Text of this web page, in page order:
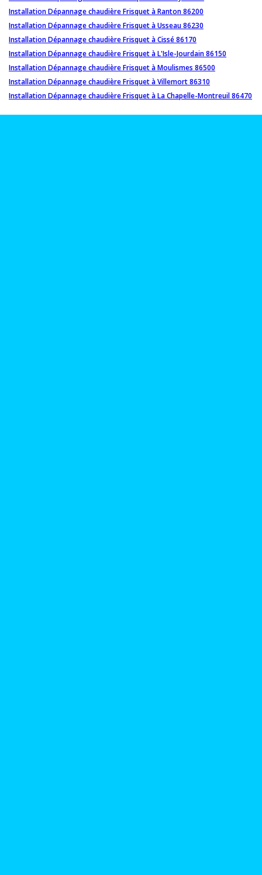
Installation Dépannage chaudière Frisquet à Ranton 86200
Installation Dépannage chaudière Frisquet à Usseau 86230
Installation Dépannage chaudière Frisquet à Cissé 86170
Installation Dépannage chaudière Frisquet à L'Isle-Jourdain 86150
Installation Dépannage chaudière Frisquet à Moulismes 86500
Installation Dépannage chaudière Frisquet à Villemort 86310
Installation Dépannage chaudière Frisquet à La Chapelle-Montreuil 86470